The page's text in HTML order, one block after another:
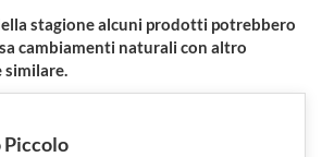
stagione alcuni prodotti potrebbero
cambiamenti naturali con altro
similare.
Piccolo